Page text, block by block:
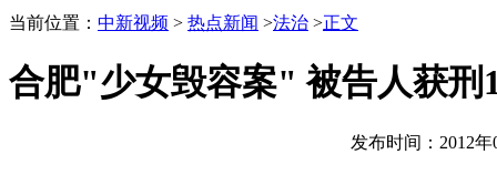
当前位置： 中新视频 > 热点新闻 >法治 >正文
合肥"少女毁容案" 被告人获刑
发布时间：2012年